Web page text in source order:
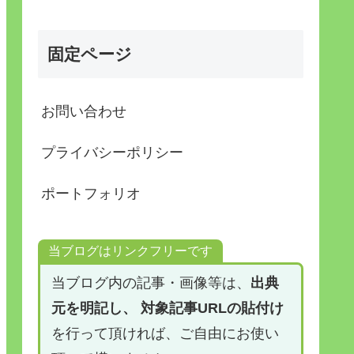
固定ページ
お問い合わせ
プライバシーポリシー
ポートフォリオ
当ブログはリンクフリーです
当ブログ内の記事・画像等は、 出典
元を明記し、 対象記事URLの貼付け
を行って頂ければ、ご自由にお使い